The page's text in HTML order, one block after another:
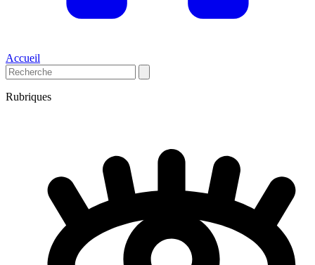
Accueil
Rubriques